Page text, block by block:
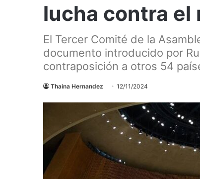
lucha contra el
El Tercer Comité de la
documento introducido por
contraposición a otros 54
Thaina Hernandez 12/11/2024